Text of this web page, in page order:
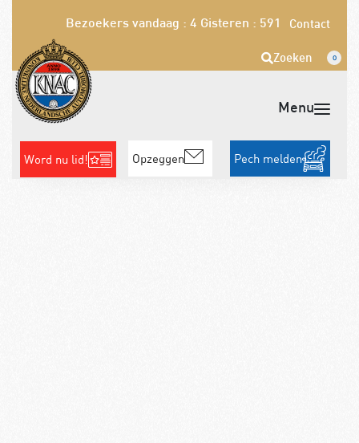
Bezoekers vandaag : 4 Gisteren : 591 Contact
Zoeken 0
Word nu lid! Opzeggen Pech melden